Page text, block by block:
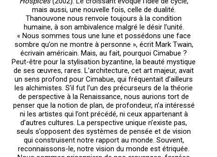
mais aussi, une nouvelle fois, celle de dualité.
Thanouvone nous renvoie toujours à la condition
humaine, à son ambivalence malgré le désir l’unité.
« Nous sommes tous une lune et possédons une face
sombre qu’on ne montre à personne », écrit Mark Twain,
écrivain américain. Mais, au fait, pourquoi Cimabue ?
Peut-être pour la stylisation byzantine, la beauté mystique
de ses œuvres, rares. L’architecture, cet art majeur, avait
un sens profond pour Cimabue, qui fréquentait d’ailleurs
les alchimistes. S’il fut l’un des précurseurs de la théorie
de perspective à la Renaissance, nous aurions tort de
penser que la notion de plan, de profondeur, n’a intéressé
ni les artistes qui l’ont précédé, ni ceux appartenant à
d’autres cultures. La perspective unique n’existe pas,
seuls s’opposent des systèmes de pensée et de vision
qui construisent notre rapport au monde. Souvent,
reconnaissons-le, notre vision du monde est étriquée.